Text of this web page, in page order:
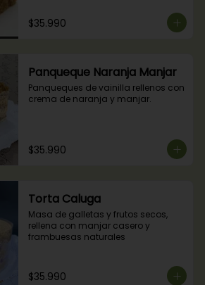
$35.990
Panqueque Naranja Manjar
Panqueques de vainilla rellenos con
crema de naranja y manjar.
$35.990
Torta Caluga
Masa de galletas y frutos secos,
rellena con manjar casero y
frambuesas naturales
$35.990